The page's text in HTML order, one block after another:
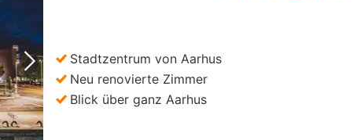
Nächstes Bild
Stadtzentrum von Aarhus
Neu renovierte Zimmer
Blick über ganz Aarhus